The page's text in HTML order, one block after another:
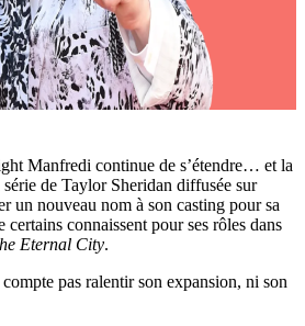
Manfredi continue de s’étendre… et la
série de Taylor Sheridan diffusée sur
un nouveau nom à son casting pour sa
certains connaissent pour ses rôles dans
Eternal City.
pas ralentir son expansion, ni son